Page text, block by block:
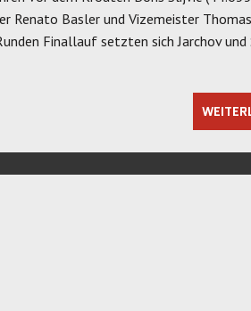
Renato Basler und Vizemeister Thomas
Finallauf setzten sich Jarchov und